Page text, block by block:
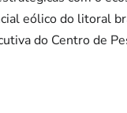
eólico do litoral
do Centro de